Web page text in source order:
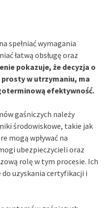
spełniać wymagania
łatwą obsługę oraz
pokazuje, że decyzja o
w utrzymaniu, ma
efektywność.
gaśniczych należy
środowiskowe, takie jak
mogą wpływać na
ubezpieczycieli oraz
rolę w tym procesie. Ich
uzyskania certyfikacji i